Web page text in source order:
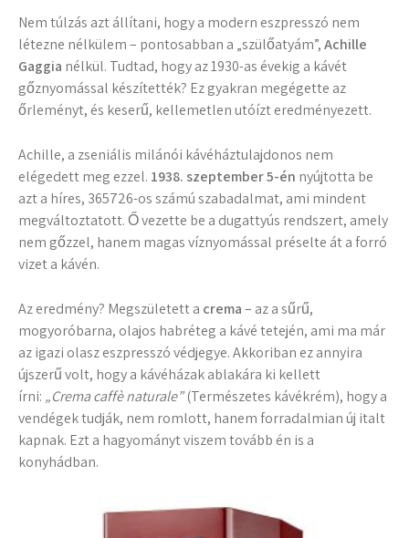
Nem túlzás azt állítani, hogy a modern eszpresszó nem
létezne nélkülem – pontosabban a „szülőatyám”,Achille
Gaggia nélkül. Tudtad, hogy az 1930-as évekig a kávét
gőznyomással készítették? Ez gyakran megégette az
őrleményt, és keserű, kellemetlen utóízt eredményezett.
Achille, a zseniális milánói kávéháztulajdonos nem
elégedett meg ezzel. 1938. szeptember 5-én nyújtotta be
azt a híres, 365726-os számú szabadalmat, ami mindent
megváltoztatott. Ő vezette be a dugattyús rendszert, amely
nem gőzzel, hanem magas víznyomással préselte át a forró
vizet a kávén.
Az eredmény? Megszületett a crema– az a sűrű,
mogyoróbarna, olajos habréteg a kávé tetején, ami ma már
az igazi olasz eszpresszó védjegye. Akkoriban ez annyira
újszerű volt, hogy a kávéházak ablakára ki kellett
írni: „Crema caffè naturale”(Természetes kávékrém), hogy a
vendégek tudják, nem romlott, hanem forradalmian új italt
kapnak. Ezt a hagyományt viszem tovább én is a
konyhádban.